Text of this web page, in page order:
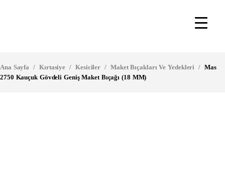
Ana Sayfa / Kırtasiye / Kesiciler / Maket Bıçakları Ve Yedekleri / Mas
2750 Kauçuk Gövdeli Geniş Maket Bıçağı (18 MM)